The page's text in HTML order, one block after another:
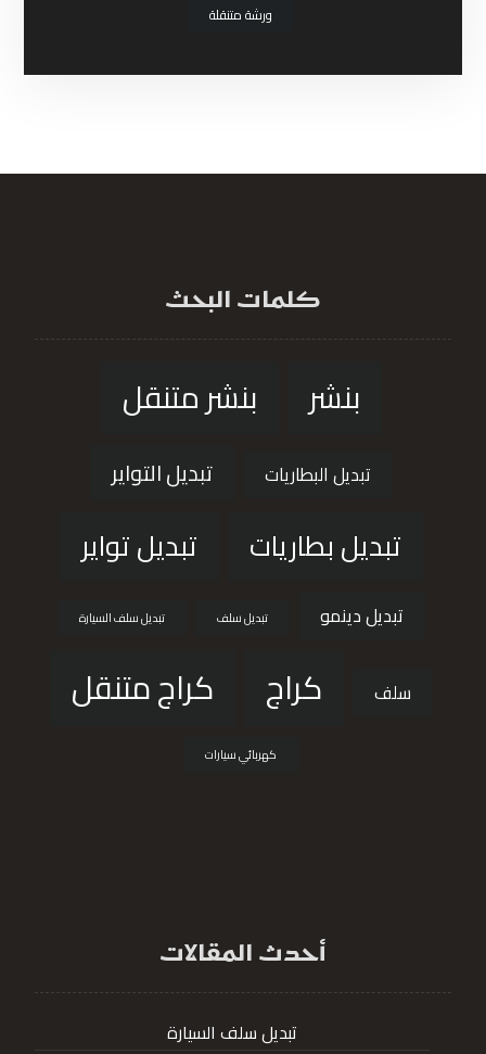
ورشة متنقلة
كلمات البحث
بنشر بنشر متنقل
تبديل البطاريات تبديل التواير
تبديل بطاريات تبديل تواير
تبديل دينمو تبديل سلف تبديل سلف السيارة
سلف كراج كراج متنقل
كهربائي سيارات
أحدث المقالات
تبديل سلف السيارة